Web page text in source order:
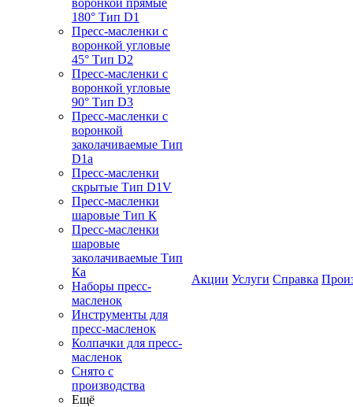
воронкой прямые
180° Тип D1
Пресс-масленки с
воронкой угловые
45° Тип D2
Пресс-масленки с
воронкой угловые
90° Тип D3
Пресс-масленки с
воронкой
заколачиваемые Тип
D1a
Пресс-масленки
скрытые Тип D1V
Пресс-масленки
шаровые Тип К
Пресс-масленки
шаровые
заколачиваемые Тип
Кa
Наборы пресс-
масленок
Инструменты для
пресс-масленок
Колпачки для пресс-
масленок
Снято с
производства
Ещё
Акции Услуги Справка